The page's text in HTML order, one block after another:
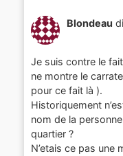
Blondeau
Je suis contre le
ne montre le
pour ce fait là ).
Historiquement
nom de la
quartier ?
N’etais ce pas une